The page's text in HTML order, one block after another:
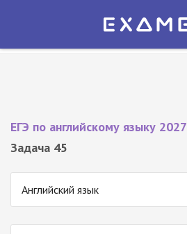
Экзамер — ЕГЭ 2027
ЕГЭ по английскому языку 2027
Задача 45
Английский язык